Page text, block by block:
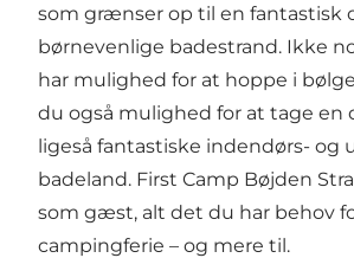
som grænser op til en fantastisk
børnevenlige badestrand. Ikke
har mulighed for at hoppe i
du også mulighed for at tage en
ligeså fantastiske indendørs- og
badeland. First Camp Bøjden
som gæst, alt det du har behov
campingferie – og mere til.